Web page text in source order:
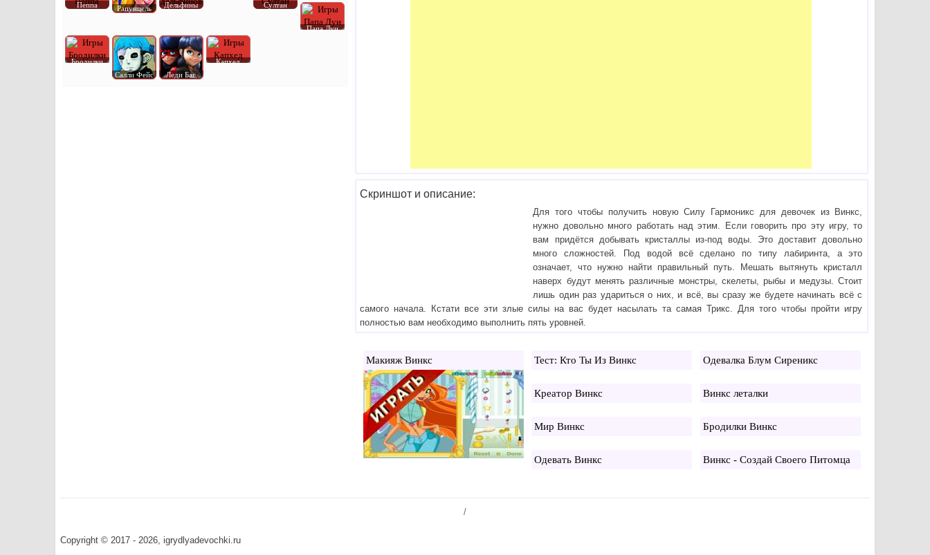
Скриншот и описание:
Для того чтобы получить новую Силу Гармоникс для девочек из Винкс,
нужно довольно много работать над этим. Если говорить про эту игру, то
вам придётся добывать кристаллы из-под воды. Это доставит довольно
много сложностей. Под водой всё сделано по типу лабиринта, а это
означает, что нужно найти правильный путь. Мешать вытянуть кристалл
наверх будут менять различные монстры, скелеты, рыбы и медузы. Стоит
лишь один раз удариться о них, и всё, вы сразу же будете начинать всё с
самого начала. Кстати все эти злые силы на вас будет насылать та самая Трикс. Для того чтобы пройти игру
полностью вам необходимо выполнить пять уровней.
Макияж Винкс Тест: Кто Ты Из Винкс Одевалка Блум Сиреникс
Креатор Винкс Винкс леталки
Мир Винкс Бродилки Винкс
Одевать Винкс Винкс - Создай Своего Питомца
Пеппа Рапунцель Дельфины
Султан
Папа Луи
Бродилки
Салли Фейс
Леди Баг
Капхед
/
Copyright © 2017 - 2026, igrydlyadevochki.ru